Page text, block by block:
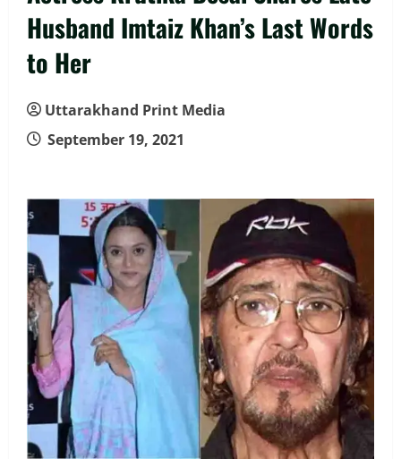
Husband Imtaiz Khan’s Last Words
to Her
Uttarakhand Print Media
September 19, 2021